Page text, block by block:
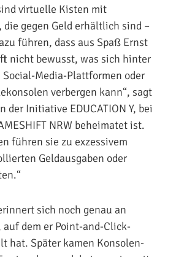
virtuelle Kisten mit
gegen Geld erhältlich sind –
führen, dass aus Spaß Ernst
nicht bewusst, was sich hinter
Social-Media-Plattformen oder
verbergen kann“, sagt
der Initiative EDUCATION Y, bei
NRW beheimatet ist.
führen sie zu exzessivem
Geldausgaben oder
sich noch genau an
auf dem er Point-and-Click-
hat. Später kamen Konsolen-